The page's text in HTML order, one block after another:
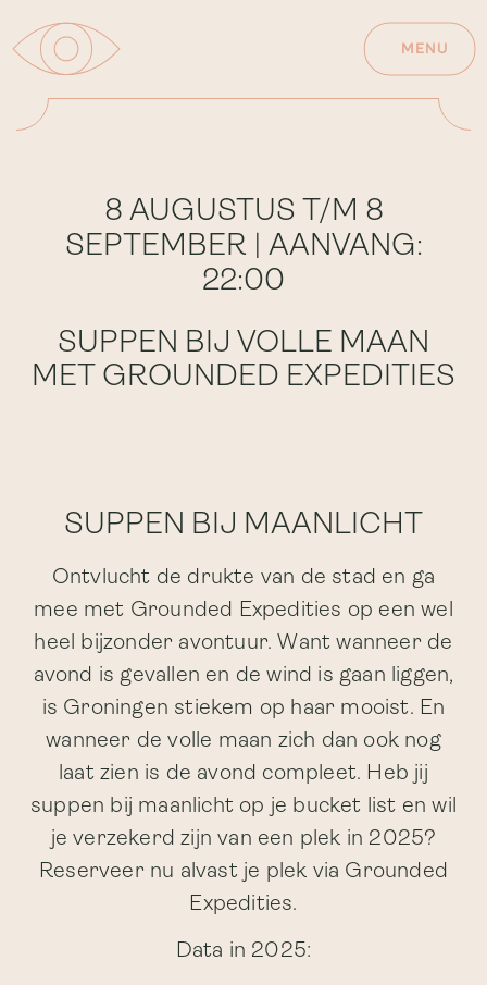
MENU
8 AUGUSTUS T/M 8
SEPTEMBER | AANVANG:
22:00
SUPPEN BIJ VOLLE MAAN
MET GROUNDED EXPEDITIES
SUPPEN BIJ MAANLICHT
Ontvlucht de drukte van de stad en ga
mee met Grounded Expedities op een wel
heel bijzonder avontuur. Want wanneer de
avond is gevallen en de wind is gaan liggen,
is Groningen stiekem op haar mooist. En
wanneer de volle maan zich dan ook nog
laat zien is de avond compleet. Heb jij
suppen bij maanlicht op je bucket list en wil
je verzekerd zijn van een plek in 2025?
Reserveer nu alvast je plek via Grounded
Expedities.
Data in 2025: